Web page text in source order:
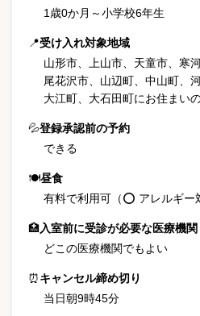
1歳0か月 ～小学校6年生
📍受け入れ対象地域
山形市、上山市、天童市、寒
尾花沢市、山辺町、中山町、
大江町、大石田町にお住まい
💦登録承認前の予約
できる
🍽昼食
有料で利用可（⭕ アレルギー
🏥入室前に受診が必要な医療機関
どこの医療機関でもよい
⏰キャンセル締め切り
当日朝9時45分